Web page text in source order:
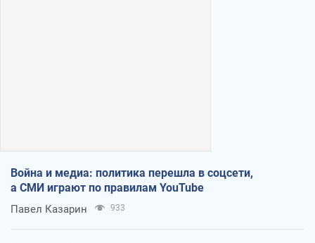
Война и медиа: политика перешла в соцсети,
а СМИ играют по правилам YouTube
Павел Казарин 933